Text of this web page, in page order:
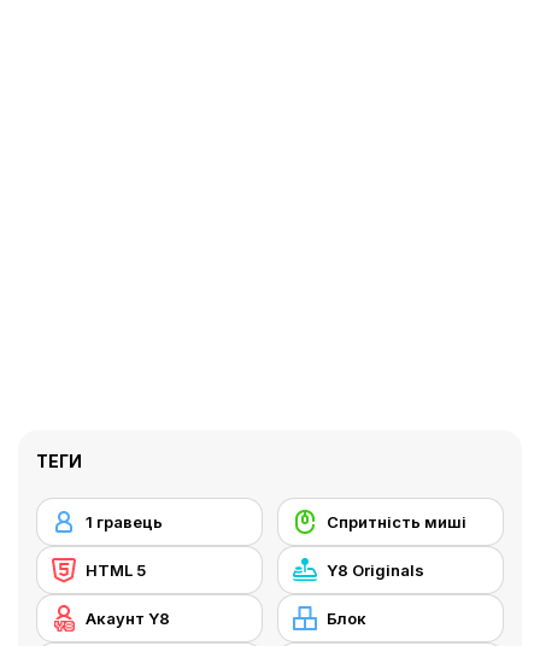
ТЕГИ
1 гравець Cпритність миші
HTML 5 Y8 Originals
Акаунт Y8 Блок